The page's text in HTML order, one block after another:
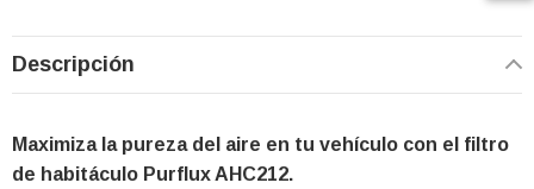
Descripción
Maximiza la pureza del aire en tu vehículo con el filtro
de habitáculo Purflux AHC212.